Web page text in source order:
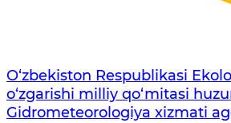
O‘zbekiston Respublikasi
o‘zgarishi milliy qo‘mitasi
Gidrometeorologiya xizmati